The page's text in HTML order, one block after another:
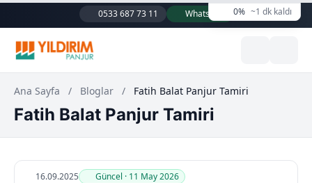
0533 687 73 11 WhatsApp 0% ~1 dk kaldı
Ana Sayfa / Bloglar / Fatih Balat Panjur Tamiri
Fatih Balat Panjur Tamiri
16.09.2025
Güncel · 11 May 2026